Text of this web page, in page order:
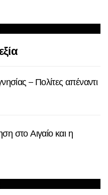
– Πολίτες απέναντι
στο Αιγαίο και η